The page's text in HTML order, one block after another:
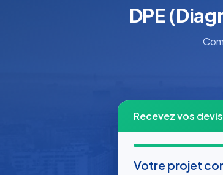
DPE
Recevez vos
Votre projet